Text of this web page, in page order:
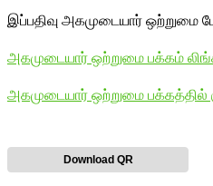
இப்பதிவு அகமுடையார் ஒற்றுமை
அகமுடையார் ஒற்றுமை பக்கம்
அகமுடையார் ஒற்றுமை பக்கத்தில்
Download QR